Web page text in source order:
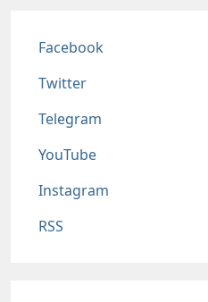
Соц сети
Facebook
Twitter
Telegram
YouTube
Instagram
RSS